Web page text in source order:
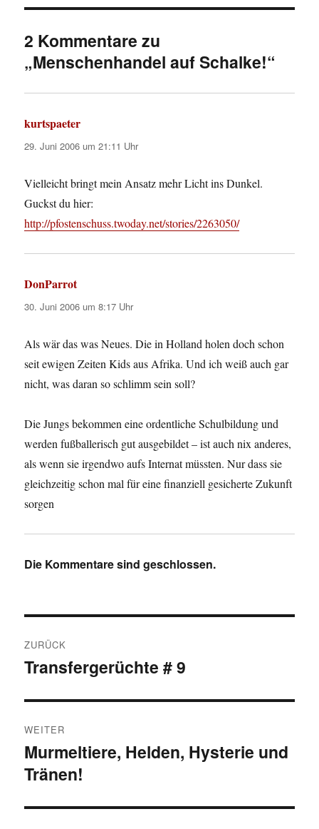
2 Kommentare zu
„Menschenhandel auf Schalke!“
kurtspaeter
29. Juni 2006 um 21:11 Uhr
Vielleicht bringt mein Ansatz mehr Licht ins Dunkel.
Guckst du hier:
http://pfostenschuss.twoday.net/stories/2263050/
DonParrotsagt:
30. Juni 2006 um 8:17 Uhr
Als wär das was Neues. Die in Holland holen doch schon
seit ewigen Zeiten Kids aus Afrika. Und ich weiß auch gar
nicht, was daran so schlimm sein soll?
Die Jungs bekommen eine ordentliche Schulbildung und
werden fußballerisch gut ausgebildet – ist auch nix anderes,
als wenn sie irgendwo aufs Internat müssten. Nur dass sie
gleichzeitig schon mal für eine finanziell gesicherte Zukunft
sorgen
Die Kommentare sind geschlossen.
ZURÜCK
Vorheriger
Transfergerüchte # 9
WEITER
Nächster
Beitrag:
Murmeltiere, Helden, Hysterie und
Tränen!